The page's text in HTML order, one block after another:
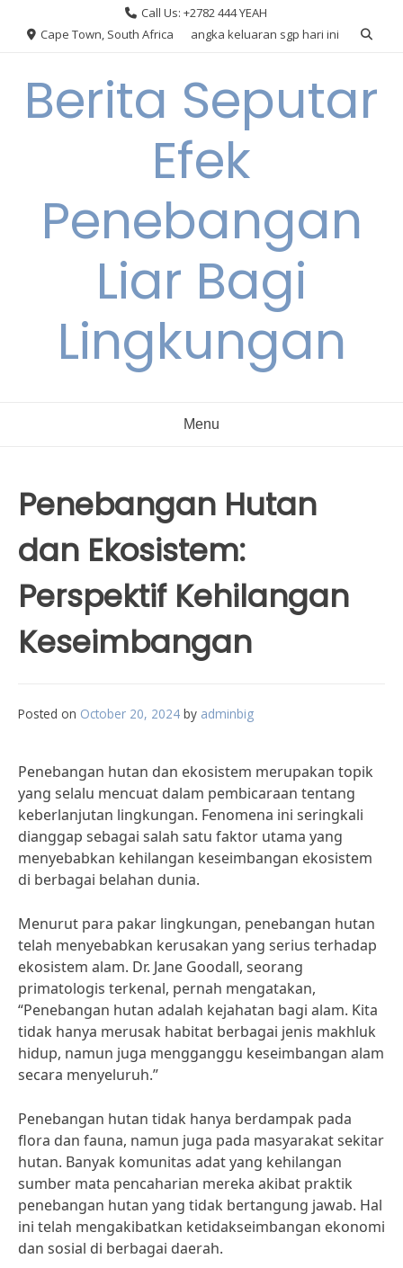
Call Us: +2782 444 YEAH
Cape Town, South Africa
angka keluaran sgp hari ini
Berita Seputar
Efek
Penebangan
Liar Bagi
Lingkungan
Menu
Penebangan Hutan
dan Ekosistem:
Perspektif Kehilangan
Keseimbangan
Posted on October 20, 2024 by adminbig
Penebangan hutan dan ekosistem merupakan topik
yang selalu mencuat dalam pembicaraan tentang
keberlanjutan lingkungan. Fenomena ini seringkali
dianggap sebagai salah satu faktor utama yang
menyebabkan kehilangan keseimbangan ekosistem
di berbagai belahan dunia.
Menurut para pakar lingkungan, penebangan hutan
telah menyebabkan kerusakan yang serius terhadap
ekosistem alam. Dr. Jane Goodall, seorang
primatologis terkenal, pernah mengatakan,
“Penebangan hutan adalah kejahatan bagi alam. Kita
tidak hanya merusak habitat berbagai jenis makhluk
hidup, namun juga mengganggu keseimbangan alam
secara menyeluruh.”
Penebangan hutan tidak hanya berdampak pada
flora dan fauna, namun juga pada masyarakat sekitar
hutan. Banyak komunitas adat yang kehilangan
sumber mata pencaharian mereka akibat praktik
penebangan hutan yang tidak bertangung jawab. Hal
ini telah mengakibatkan ketidakseimbangan ekonomi
dan sosial di berbagai daerah.